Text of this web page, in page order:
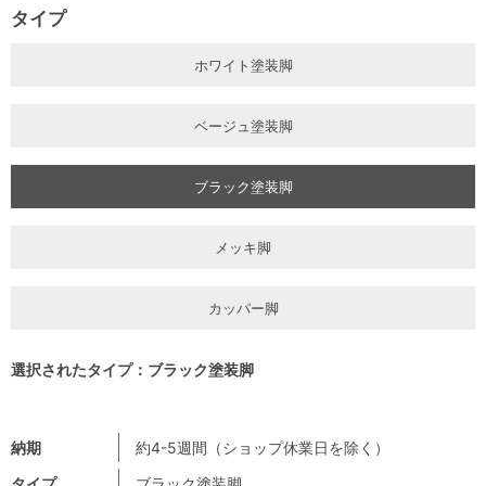
納期
約4-5週間（ショップ休業日を除く）
タイプ
ホワイト塗装脚
ベージュ塗装脚
ブラック塗装脚
メッキ脚
カッパー脚
選択されたタイプ：ブラック塗装脚